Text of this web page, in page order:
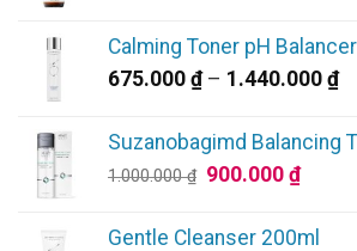
là:
2.550.000 ₫.
tại
là:
Calming Toner pH Balancer
675.000 ₫ – 1.440.000 ₫
từ
Suzanobagimd Balancing
1.000.000₫ Giá
là:
900.000₫Giá
tại
Gentle Cleanser 200ml